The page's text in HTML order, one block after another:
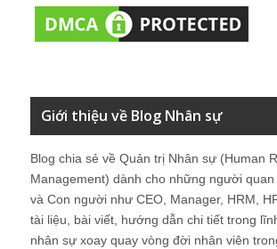
Giới thiệu về Blog Nhân sự
Blog chia sẻ về Quản trị Nhân sự (Human
Management) dành cho những người
và Con người như CEO, Manager, HRM,
tài liệu, bài viết, hướng dẫn chi tiết trong
nhân sự xoay quay vòng đời nhân viên